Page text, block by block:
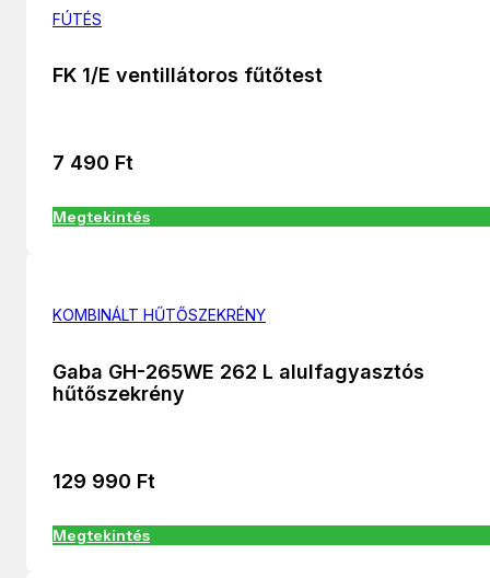
FÚTÉS
FK 1/E ventillátoros fűtőtest
7 490 Ft
Megtekintés
KOMBINÁLT HŰTŐSZEKRÉNY
Gaba GH-265WE 262 L alulfagyasztós
hűtőszekrény
129 990 Ft
Megtekintés